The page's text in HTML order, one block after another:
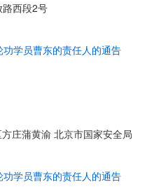
西段2号
学员曹东的责任人的通告
方庄蒲黄渝 北京市国家安全局
学员曹东的责任人的通告